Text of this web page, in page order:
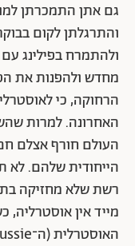
גם אתן התמכרתן
והתרגלתן לקום
ולהתמרח בפילינג
מחדש ולהפנות את
הרחוקה, כי
האחרונה. למרות
העולם חורף אצלם
הייחודית שלהם. לא
רשת שלא מחזיקה
מייד אין